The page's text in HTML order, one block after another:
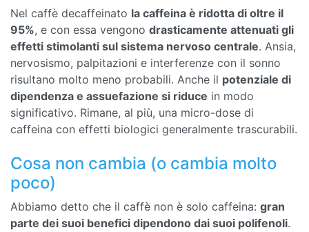
Nel caffè decaffeinato la caffeina è ridotta di oltre il
95%, e con essa vengono drasticamente attenuati gli
effetti stimolanti sul sistema nervoso centrale. Ansia,
nervosismo, palpitazioni e interferenze con il sonno
risultano molto meno probabili. Anche il potenziale di
dipendenza e assuefazione si riduce in modo
significativo. Rimane, al più, una micro-dose di
caffeina con effetti biologici generalmente trascurabili.
Cosa non cambia (o cambia molto
poco)
Abbiamo detto che il caffè non è solo caffeina: gran
parte dei suoi benefici dipendono dai suoi polifenoli.